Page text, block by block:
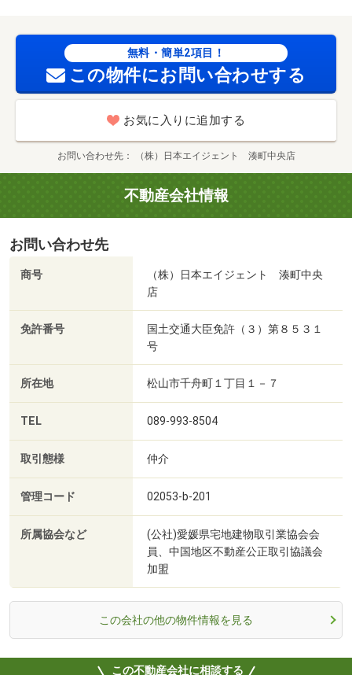
無料・簡単2項目！
この物件にお問い合わせする
お気に入りに追加する
お問い合わせ先 （株）日本エイジェント 湊町中央店
不動産会社情報
お問い合わせ先
商号
（株）日本エイジェント 湊町中央
店
免許番号
国土交通大臣免許（３）第８５３１
号
所在地 松山市千舟町１丁目１－７
TEL 089-993-8504
取引態様 仲介
管理コード 02053-b-201
所属協会など
(公社)愛媛県宅地建物取引業協会会
員、中国地区不動産公正取引協議会
加盟
この会社の他の物件情報を見る
この不動産会社に相談する